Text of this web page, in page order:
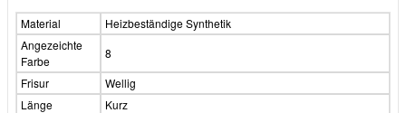
Material
Heizbeständige Synthetik
Angezeichte
Farbe
8
Frisur
Wellig
Länge
Kurz